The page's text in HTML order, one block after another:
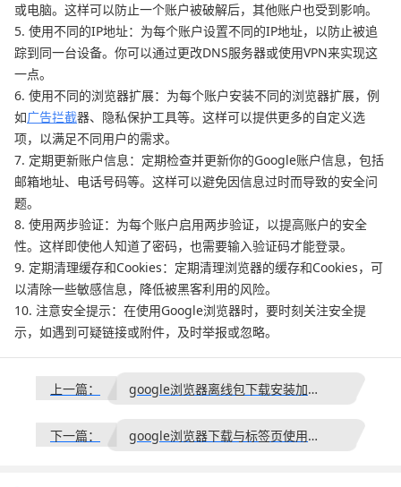
或电脑。这样可以防止一个账户被破解后，其他账户也受到影响。
5. 使用不同的IP地址：为每个账户设置不同的IP地址，以防止被追
踪到同一台设备。你可以通过更改DNS服务器或使用VPN来实现这
一点。
6. 使用不同的浏览器扩展：为每个账户安装不同的浏览器扩展，例
如广告拦截器、隐私保护工具等。这样可以提供更多的自定义选
项，以满足不同用户的需求。
7. 定期更新账户信息：定期检查并更新你的Google账户信息，包括
邮箱地址、电话号码等。这样可以避免因信息过时而导致的安全问
题。
8. 使用两步验证：为每个账户启用两步验证，以提高账户的安全
性。这样即使他人知道了密码，也需要输入验证码才能登录。
9. 定期清理缓存和Cookies：定期清理浏览器的缓存和Cookies，可
以清除一些敏感信息，降低被黑客利用的风险。
10. 注意安全提示：在使用Google浏览器时，要时刻关注安全提
示，如遇到可疑链接或附件，及时举报或忽略。
上一篇： google浏览器离线包下载安装加速操作技巧
下一篇： google浏览器下载与标签页使用技巧